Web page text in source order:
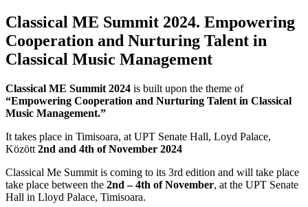
Classical ME Summit 2024. Empowering
Cooperation and Nurturing Talent in
Classical Music Management
Classical ME Summit 2024 is built upon the theme of
“Empowering Cooperation and Nurturing Talent in Classical
Music Management.”
It takes place in Timisoara, at UPT Senate Hall, Loyd Palace,
Között 2nd and 4th of November 2024
Classical Me Summit is coming to its 3rd edition and will take place
take place between the 2nd – 4th of November, at the UPT Senate
Hall in Lloyd Palace, Timisoara.